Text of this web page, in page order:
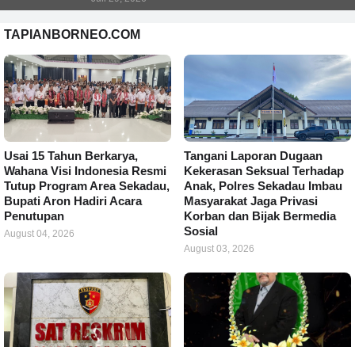
TAPIANBORNEO.COM
Usai 15 Tahun Berkarya,
Wahana Visi Indonesia Resmi
Tutup Program Area Sekadau,
Bupati Aron Hadiri Acara
Penutupan
August 04, 2026
Tangani Laporan Dugaan
Kekerasan Seksual Terhadap
Anak, Polres Sekadau Imbau
Masyarakat Jaga Privasi
Korban dan Bijak Bermedia
Sosial
August 03, 2026